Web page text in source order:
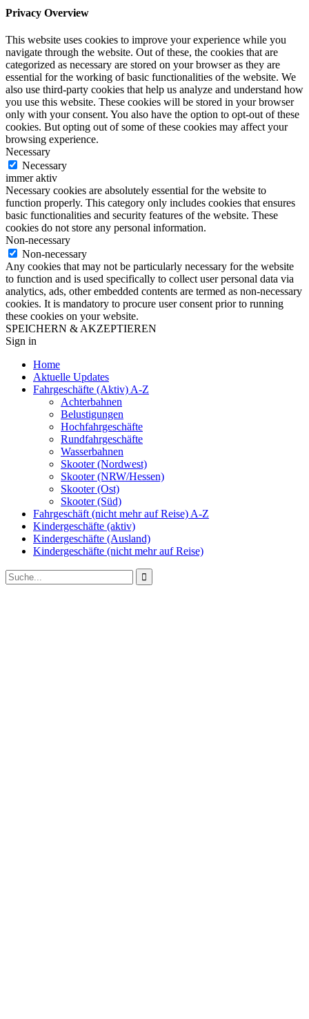
Privacy Overview
This website uses cookies to improve your experience while you
navigate through the website. Out of these, the cookies that are
categorized as necessary are stored on your browser as they are
essential for the working of basic functionalities of the website. We
also use third-party cookies that help us analyze and understand how
you use this website. These cookies will be stored in your browser
only with your consent. You also have the option to opt-out of these
cookies. But opting out of some of these cookies may affect your
browsing experience.
Necessary
Necessary
immer aktiv
Necessary cookies are absolutely essential for the website to
function properly. This category only includes cookies that ensures
basic functionalities and security features of the website. These
cookies do not store any personal information.
Non-necessary
Non-necessary
Any cookies that may not be particularly necessary for the website
to function and is used specifically to collect user personal data via
analytics, ads, other embedded contents are termed as non-necessary
cookies. It is mandatory to procure user consent prior to running
these cookies on your website.
SPEICHERN & AKZEPTIEREN
Sign in
Home
Aktuelle Updates
Fahrgeschäfte (Aktiv) A-Z
Achterbahnen
Belustigungen
Hochfahrgeschäfte
Rundfahrgeschäfte
Wasserbahnen
Skooter (Nordwest)
Skooter (NRW/Hessen)
Skooter (Ost)
Skooter (Süd)
Fahrgeschäft (nicht mehr auf Reise) A-Z
Kindergeschäfte (aktiv)
Kindergeschäfte (Ausland)
Kindergeschäfte (nicht mehr auf Reise)